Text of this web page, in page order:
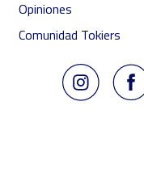
Opiniones
Comunidad Tokiers